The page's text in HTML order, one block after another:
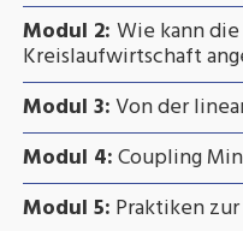
Modul 2: Wie kann
Kreislaufwirtschaft
Modul 3:Von der
Modul 4:Coupling
Modul 5: Praktiken